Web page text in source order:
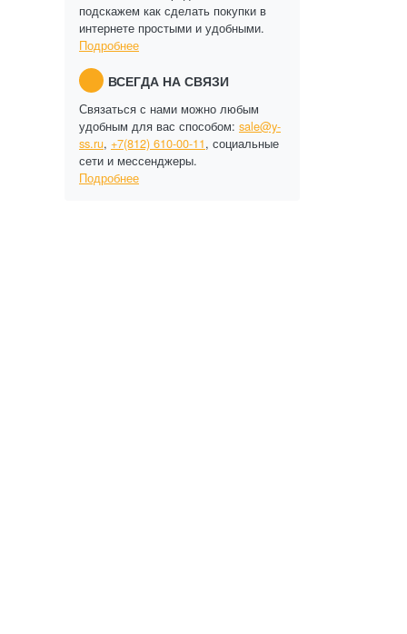
подскажем как сделать покупки в
интернете простыми и удобными.
Подробнее
ВСЕГДА НА СВЯЗИ
Связаться с нами можно любым
удобным для вас способом: sale@y-
ss.ru, +7(812) 610-00-11, социальные
сети и мессенджеры.
Подробнее